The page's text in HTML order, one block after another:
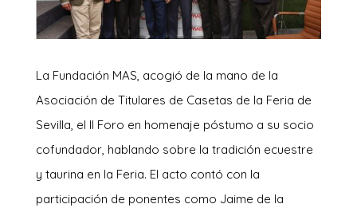
La Fundación MAS, acogió de la mano de la
Asociación de Titulares de Casetas de la Feria de
Sevilla, el II Foro en homenaje póstumo a su socio
cofundador, hablando sobre la tradición ecuestre
y taurina en la Feria. El acto contó con la
participación de ponentes como Jaime de la